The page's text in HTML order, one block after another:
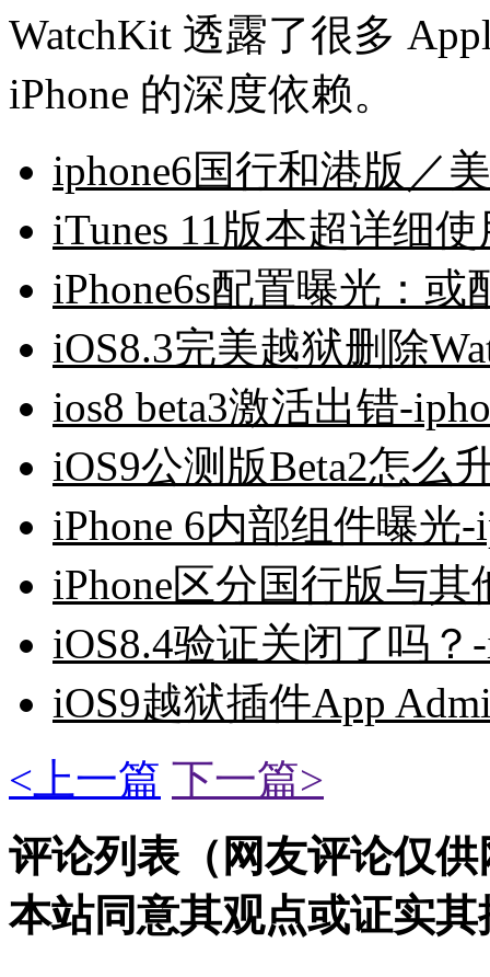
WatchKit 透露了很多
iPhone 的深度依赖。
iphone6国行和港版／
iTunes 11版本超详细
iPhone6s配置曝光：
iOS8.3完美越狱删除
ios8 beta3激活出错-
iOS9公测版Beta2怎么
iPhone 6内部组件曝光-
iPhone区分国行版与
iOS8.4验证关闭了吗？
iOS9越狱插件App
<上一篇 下一篇>
评论列表（网友评论仅
本站同意其观点或证实其